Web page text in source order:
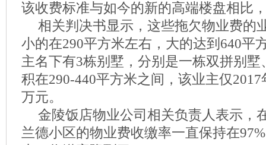
该收费标准与如今的新的高端楼盘相比
相关判决书显示，这些拖欠物业费的
小的在290平方米左右，大的达到640平
主名下有3栋别墅，分别是一栋双拼别
积在290-440平方米之间，该业主仅
万元。
金陵饭店物业公司相关负责人表示，
兰德小区的物业费收缴率一直保持在